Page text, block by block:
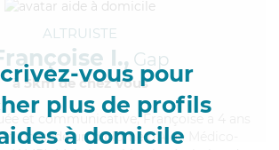
vous pour
plus de profils
à domicile
ALTRUISTE
I., Gap
à 5km de chez Vous
et communicative, Françoise a 4 ans
et possède un diplôme d'Aide Médico-